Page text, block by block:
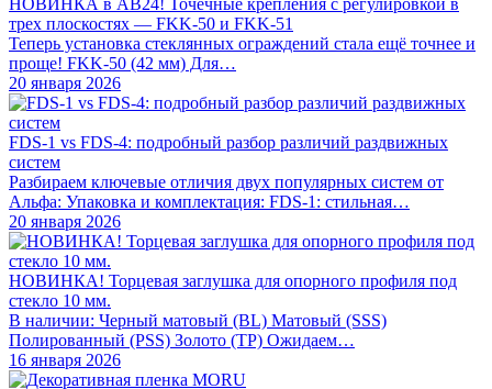
НОВИНКА в АВ24! Точечные крепления с регулировкой в
трех плоскостях — FKK-50 и FKK-51
Теперь установка стеклянных ограждений стала ещё точнее и
проще! FKK-50 (42 мм) Для…
20 января 2026
FDS-1 vs FDS-4: подробный разбор различий раздвижных
систем
Разбираем ключевые отличия двух популярных систем от
Альфа: Упаковка и комплектация: FDS-1: стильная…
20 января 2026
НОВИНКА! Торцевая заглушка для опорного профиля под
стекло 10 мм.
В наличии: Черный матовый (BL) Матовый (SSS)
Полированный (PSS) Золото (TP) Ожидаем…
16 января 2026